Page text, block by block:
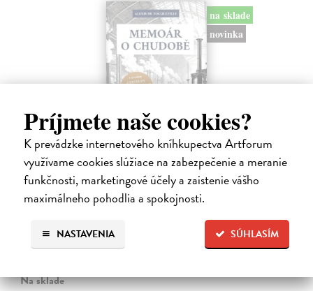
Príjmete naše cookies?
K prevádzke internetového kníhkupectva Artforum
využívame cookies slúžiace na zabezpečenie a meranie
funkčnosti, marketingové účely a zaistenie vášho
maximálneho pohodlia a spokojnosti.
SÚHLASÍM
NASTAVENIA
na sklade
novinka
Memoár o chudobě
Tocqueville Alexis de
První český překlad méně známého díla jedné z nejvýznamnějších
osobností evropské politické filosofie 19. století je doplněn obšírnými
komentáři Ivo Budila, Jana Kellera a Gertrudy Himmelfalberové.
Na sklade